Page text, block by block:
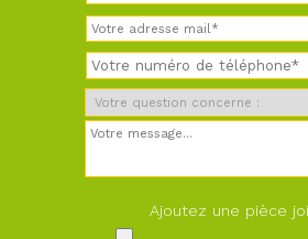
Ajoutez une pièce